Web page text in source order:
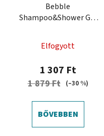
Bebble
Shampoo&Shower Gel
Elfogyott
1 307 Ft
1 879 Ft (–30 %)
BŐVEBBEN